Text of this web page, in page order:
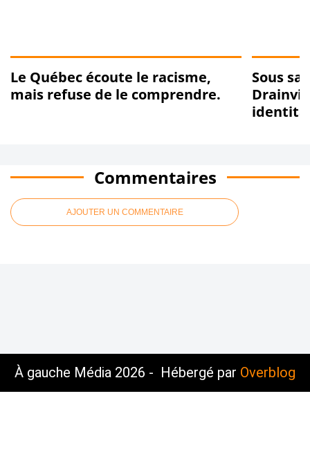
Le Québec écoute le racisme,
mais refuse de le comprendre.
Sous
Commentaires
AJOUTER UN COMMENTAIRE
À gauche Média 2026 - Hébergé par Overblog